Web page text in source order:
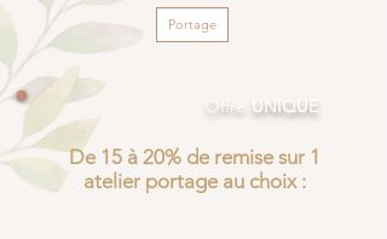
Portage
OffreUNIQUE
De 15 à 20% de remise sur 1
atelier portage au choix :